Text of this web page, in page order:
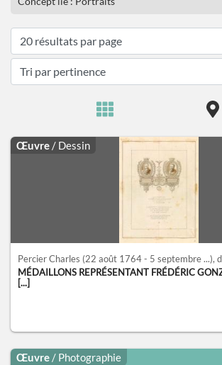
Œuvre / Dessin
Percier Charles (22 août 1764 - 5 septembre ...),
MÉDAILLONS REPRÉSENTANT FRÉDÉRIC
[...]
Œuvre / Photographie